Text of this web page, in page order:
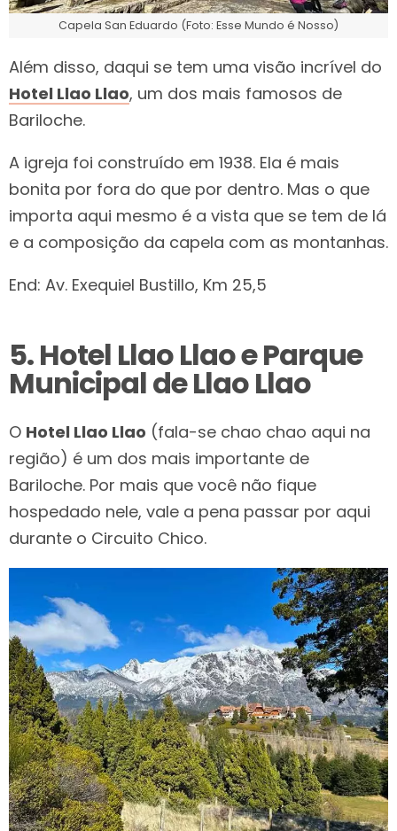
Capela San Eduardo (Foto: Esse Mundo é Nosso)
Além disso, daqui se tem uma visão incrível do
Hotel Llao Llao, um dos mais famosos de
Bariloche.
A igreja foi construído em 1938. Ela é mais
bonita por fora do que por dentro. Mas o que
importa aqui mesmo é a vista que se tem de lá
e a composição da capela com as montanhas.
End: Av. Exequiel Bustillo, Km 25,5
5. Hotel Llao Llao e Parque
Municipal de Llao Llao
O Hotel Llao Llao (fala-se chao chao aqui na
região) é um dos mais importante de
Bariloche. Por mais que você não fique
hospedado nele, vale a pena passar por aqui
durante o Circuito Chico.